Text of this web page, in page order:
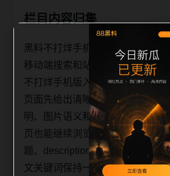
栏目内容归集
黑料不打烊手机版入口实时更新
移动端搜索和站内连续阅读场景
不打烊手机版入口、实时更新和
页面先给出清晰主题，再补充相
明、图片语义和可点击入口，让
页也能继续浏览同类内容。每日
题、description、canonical、主
文关键词保持一致，避免只替换